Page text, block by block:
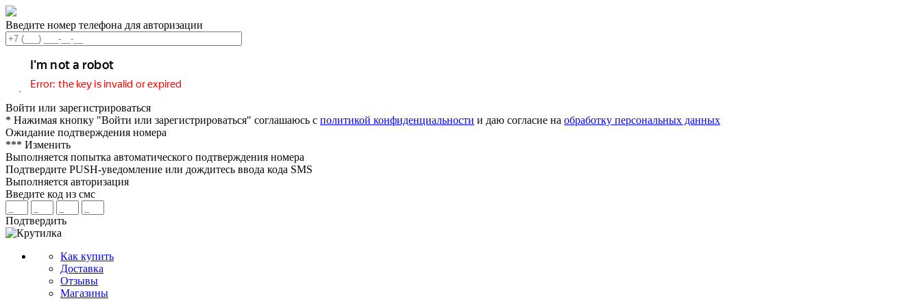
Введите номер телефона для авторизации
Войти или зарегистрироваться
* Нажимая кнопку "Войти или зарегистрироваться" соглашаюсь с политикой конфиденциальности и даю согласие на обработку персональных данных
Ожидание подтверждения номера
*** Изменить
Выполняется попытка автоматического подтверждения номера
Подтвердите PUSH-уведомление или дождитесь ввода кода SMS
Выполняется авторизация
Введите код из смс
Подтвердить
Как купить
Доставка
Отзывы
Магазины